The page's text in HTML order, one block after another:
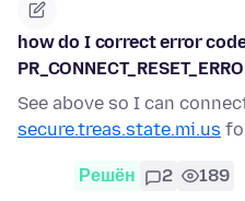
how do I correct error
See above so I can
secure.treas.state.mi.us
Решён 2 189